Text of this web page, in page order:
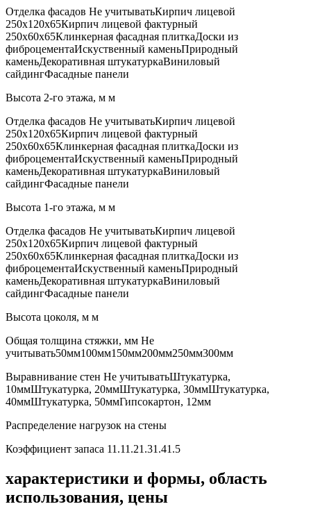
Отделка фасадов Не учитыватьКирпич лицевой
250х120х65Кирпич лицевой фактурный
250х60х65Клинкерная фасадная плиткаДоски из
фиброцементаИскуственный каменьПриродный
каменьДекоративная штукатуркаВиниловый
сайдингФасадные панели
Высота 2-го этажа, м м
Отделка фасадов Не учитыватьКирпич лицевой
250х120х65Кирпич лицевой фактурный
250х60х65Клинкерная фасадная плиткаДоски из
фиброцементаИскуственный каменьПриродный
каменьДекоративная штукатуркаВиниловый
сайдингФасадные панели
Высота 1-го этажа, м м
Отделка фасадов Не учитыватьКирпич лицевой
250х120х65Кирпич лицевой фактурный
250х60х65Клинкерная фасадная плиткаДоски из
фиброцементаИскуственный каменьПриродный
каменьДекоративная штукатуркаВиниловый
сайдингФасадные панели
Высота цоколя, м м
Общая толщина стяжки, мм Не
учитывать50мм100мм150мм200мм250мм300мм
Выравнивание стен Не учитыватьШтукатурка,
10ммШтукатурка, 20ммШтукатурка, 30ммШтукатурка,
40ммШтукатурка, 50ммГипсокартон, 12мм
Распределение нагрузок на стены
Коэффициент запаса 11.11.21.31.41.5
характеристики и формы, область
использования, цены